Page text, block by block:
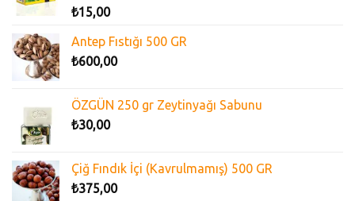
₺15,00
Antep Fıstığı 500 GR
₺600,00
ÖZGÜN 250 gr Zeytinyağı Sabunu
₺30,00
Çiğ Fındık İçi (Kavrulmamış) 500 GR
₺375,00